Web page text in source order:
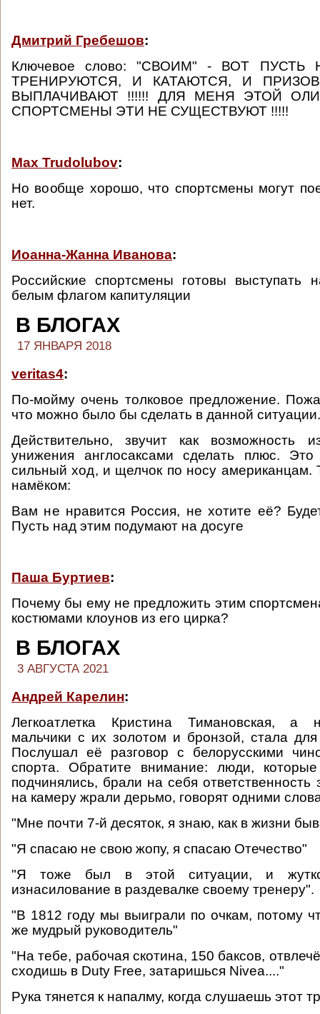
Дмитрий Гребешов:
Ключевое слово: "СВОИМ" - ВОТ
ТРЕНИРУЮТСЯ, И КАТАЮТСЯ, И
ВЫПЛАЧИВАЮТ !!!!!! ДЛЯ МЕНЯ ЭТОЙ
СПОРТСМЕНЫ ЭТИ НЕ СУЩЕСТВУЮТ !!!!!
Max Trudolubov:
Но вообще хорошо, что спортсмены могут
нет.
Иоанна-Жанна Иванова:
Российские спортсмены готовы выступать
белым флагом капитуляции
В БЛОГАХ
17 ЯНВАРЯ 2018
veritas4:
По-мойму очень толковое предложение.
что можно было бы сделать в данной ситуации.
Действительно, звучит как возможность
унижения англосаксами сделать плюс.
сильный ход, и щелчок по носу американцам.
намёком:
Вам не нравится Россия, не хотите её?
Пусть над этим подумают на досуге
Паша Буртиев:
Почему бы ему не предложить этим
костюмами клоунов из его цирка?
В БЛОГАХ
3 АВГУСТА 2021
Андрей Карелин:
Легкоатлетка Кристина Тимановская, а
мальчики с их золотом и бронзой, стала
Послушал её разговор с белорусскими
спорта. Обратите внимание: люди,
подчинялись, брали на себя
на камеру жрали дерьмо, говорят одними
"Мне почти 7-й десяток, я знаю, как в жизни
"Я спасаю не свою жопу, я спасаю Отечество"
"Я тоже был в этой ситуации, и
изнасилование в раздевалке своему тренеру".
"В 1812 году мы выиграли по очкам, потому
же мудрый руководитель"
"На тебе, рабочая скотина, 150 баксов,
сходишь в Duty Free, затаришься Nivea...."
Рука тянется к напалму, когда слушаешь этот